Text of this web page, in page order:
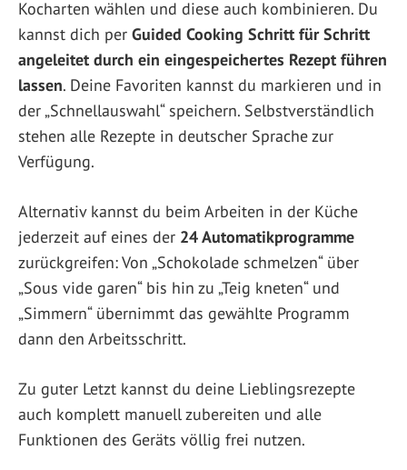
Kocharten wählen und diese auch kombinieren. Du
kannst dich per Guided Cooking Schritt für Schritt
angeleitet durch ein eingespeichertes Rezept führen
lassen. Deine Favoriten kannst du markieren und in
der „Schnellauswahl“ speichern. Selbstverständlich
stehen alle Rezepte in deutscher Sprache zur
Verfügung.
Alternativ kannst du beim Arbeiten in der Küche
jederzeit auf eines der 24 Automatikprogramme
zurückgreifen: Von „Schokolade schmelzen“ über
„Sous vide garen“ bis hin zu „Teig kneten“ und
„Simmern“ übernimmt das gewählte Programm
dann den Arbeitsschritt.
Zu guter Letzt kannst du deine Lieblingsrezepte
auch komplett manuell zubereiten und alle
Funktionen des Geräts völlig frei nutzen.